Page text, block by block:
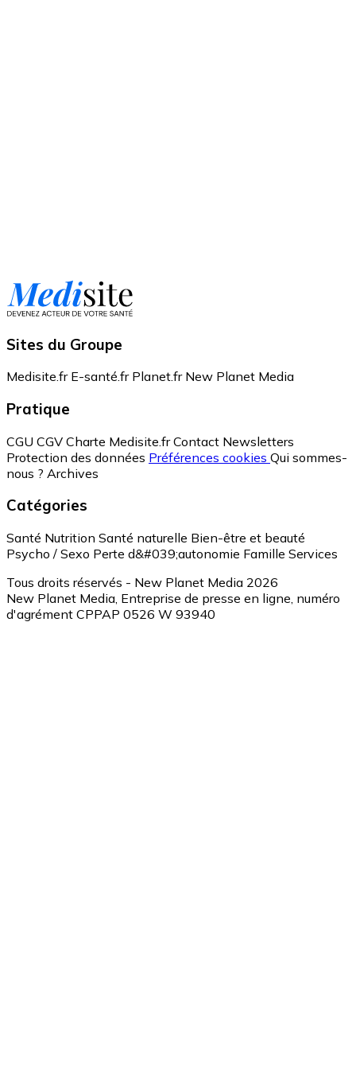
Sites du Groupe
Medisite.fr E-santé.fr Planet.fr New Planet Media
Pratique
CGU CGV Charte Medisite.fr Contact Newsletters
Protection des données Préférences cookies Qui sommes-
nous ? Archives
Catégories
Santé Nutrition Santé naturelle Bien-être et beauté
Psycho / Sexo Perte d&#039;autonomie Famille Services
Tous droits réservés - New Planet Media 2026
New Planet Media, Entreprise de presse en ligne, numéro
d'agrément CPPAP 0526 W 93940